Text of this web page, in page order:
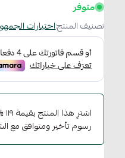
متوفر
تصنيف المنتج:اختيارات
اشترِ هذا المنتج بقيمة ١١٩
رسوم تأخير ومتوافق مع